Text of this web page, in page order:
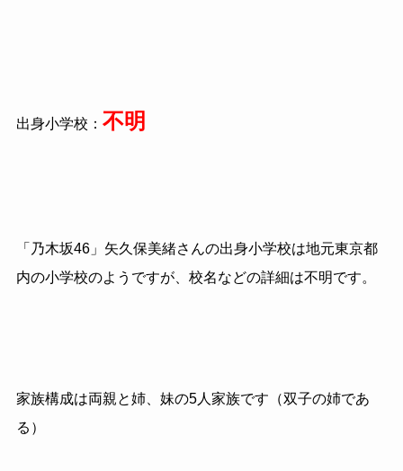
出身小学校： 不明
「乃木坂46」矢久保美緒さんの出身小学校は地元東京都
内の小学校のようですが、校名などの詳細は不明です。
家族構成は両親と姉、妹の5人家族です（双子の姉であ
る）